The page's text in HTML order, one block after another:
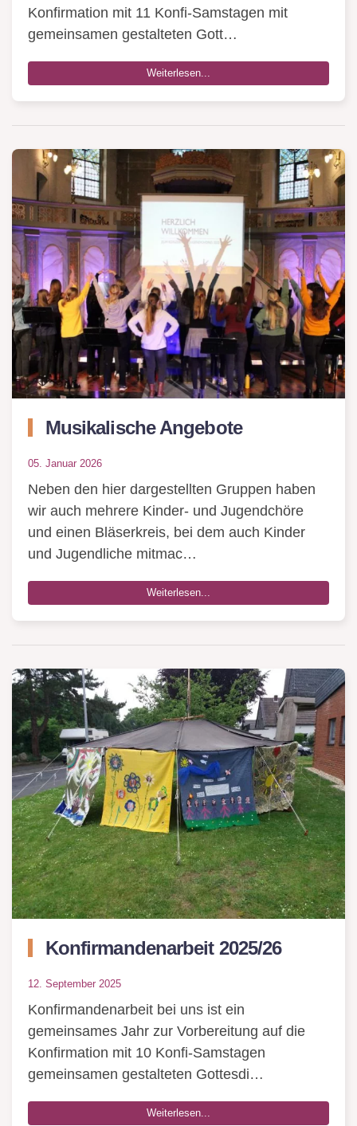
Konfirmation mit 11 Konfi-Samstagen mit
gemeinsamen gestalteten Gott…
Weiterlesen...
Musikalische Angebote
05. Januar 2026
Neben den hier dargestellten Gruppen haben
wir auch mehrere Kinder- und Jugendchöre
und einen Bläserkreis, bei dem auch Kinder
und Jugendliche mitmac…
Weiterlesen...
Konfirmandenarbeit 2025/26
12. September 2025
Konfirmandenarbeit bei uns ist ein
gemeinsames Jahr zur Vorbereitung auf die
Konfirmation mit 10 Konfi-Samstagen
gemeinsamen gestalteten Gottesdi…
Weiterlesen...